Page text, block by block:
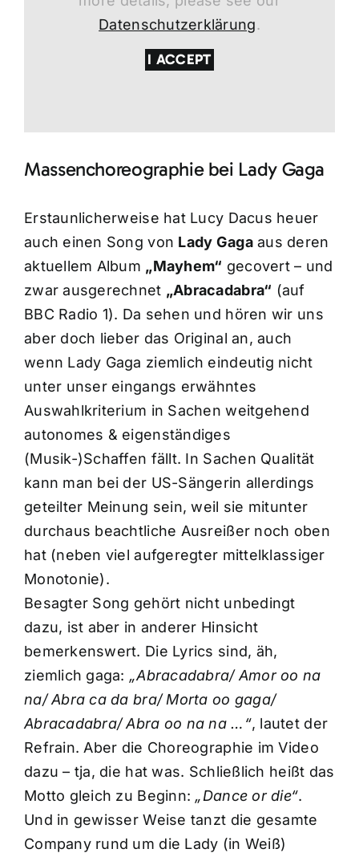
Datenschutzerklärung.
I ACCEPT
Massenchoreographie bei Lady Gaga
Erstaunlicherweise hat Lucy Dacus heuer
auch einen Song von Lady Gagaaus deren
aktuellem Album „Mayhem“ gecovert – und
zwar ausgerechnet „Abracadabra“ (auf
BBC Radio 1). Da sehen und hören wir uns
aber doch lieber das Original an, auch
wenn Lady Gaga ziemlich eindeutig nicht
unter unser eingangs erwähntes
Auswahlkriterium in Sachen weitgehend
autonomes & eigenständiges
(Musik-)Schaffen fällt. In Sachen Qualität
kann man bei der US-Sängerin allerdings
geteilter Meinung sein, weil sie mitunter
durchaus beachtliche Ausreißer noch oben
hat (neben viel aufgeregter mittelklassiger
Monotonie).
Besagter Song gehört nicht unbedingt
dazu, ist aber in anderer Hinsicht
bemerkenswert. Die Lyrics sind, äh,
ziemlich gaga: „Abracadabra/ Amor oo na
na/ Abra ca da bra/ Morta oo gaga/
Abracadabra/ Abra oo na na …“, lautet der
Refrain. Aber die Choreographie im Video
dazu – tja, die hat was. Schließlich heißt das
Motto gleich zu Beginn: „Dance or die“.
Und in gewisser Weise tanzt die gesamte
Company rund um die Lady (in Weiß)